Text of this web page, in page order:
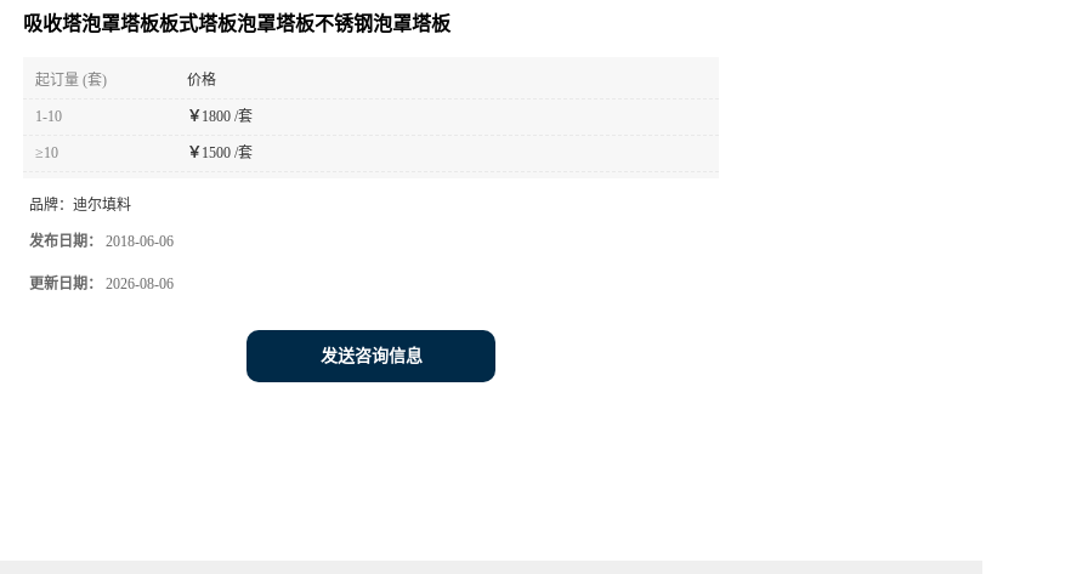
吸收塔泡罩塔板板式塔板泡罩塔板不锈钢泡罩塔板
起订量 (套) 价格
1-10 ￥ 1800 /套
≥10 ￥ 1500 /套
品牌： 迪尔填料
发布日期： 2018-06-06
更新日期： 2026-08-06
发送咨询信息